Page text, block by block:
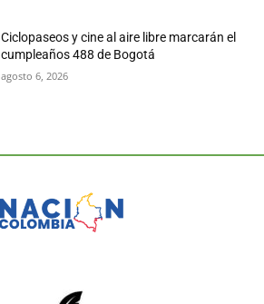
Ciclopaseos y cine al aire libre marcarán el
cumpleaños 488 de Bogotá
agosto 6, 2026